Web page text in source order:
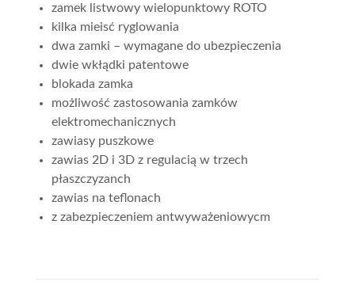
zamek listwowy wielopunktowy ROTO
kilka mieisć ryglowania
dwa zamki – wymagane do ubezpieczenia
dwie wkłądki patentowe
blokada zamka
możliwość zastosowania zamków
elektromechanicznych
zawiasy puszkowe
zawias 2D i 3D z regulacią w trzech
płaszczyzanch
zawias na teflonach
z zabezpieczeniem antwyważeniowycm